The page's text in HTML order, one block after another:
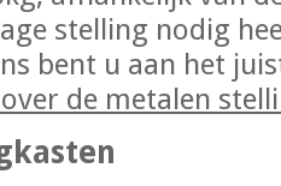
stelling nodig
bent u aan het
de metalen